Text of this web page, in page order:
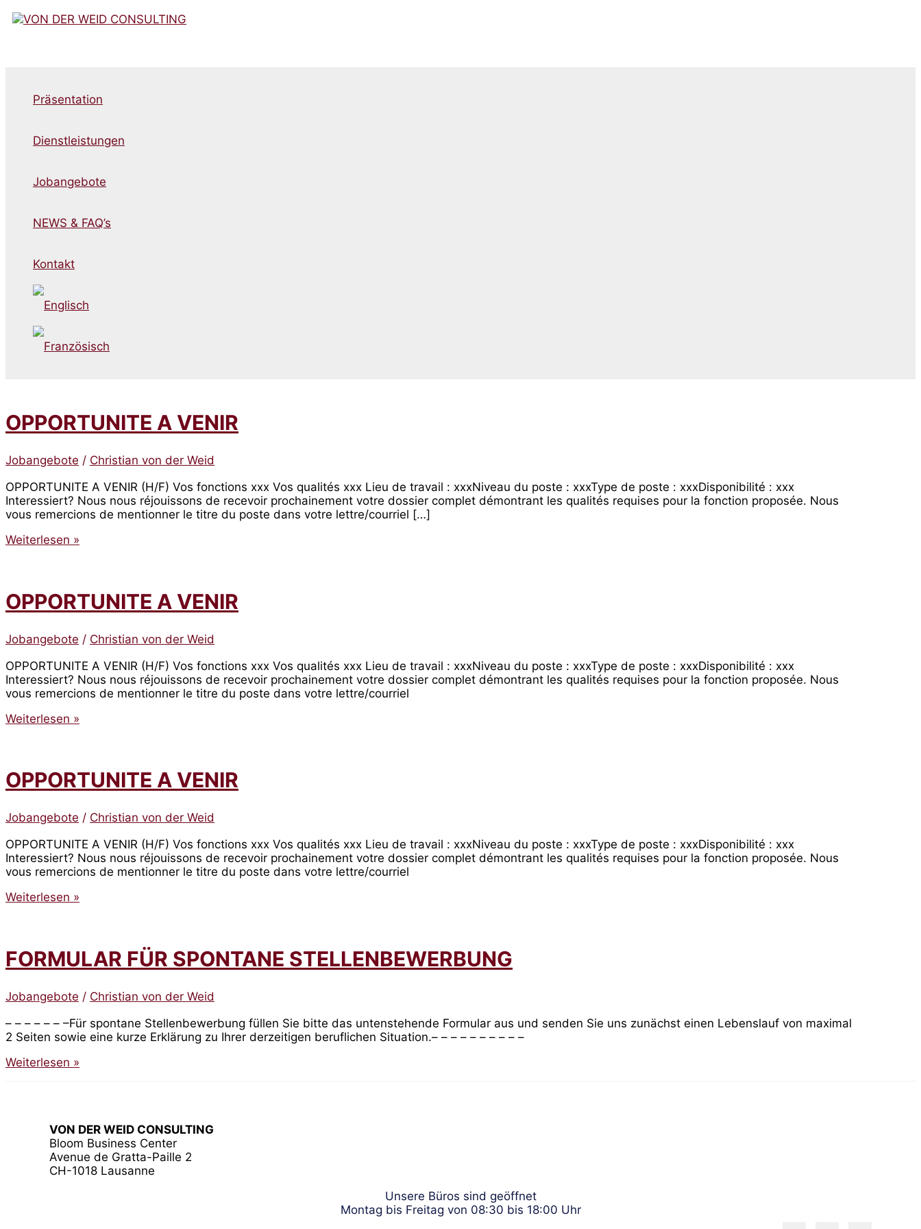
Zum
Inhalt
Präsentation
Dienstleistungen
Jobangebote
NEWS & FAQ’s
Kontakt
OPPORTUNITE A VENIR
Jobangebote / Christian von der Weid
OPPORTUNITE A VENIR (H/F) Vos fonctions xxx Vos qualités xxx Lieu de travail : xxxNiveau du poste : xxxType de poste : xxxDisponibilité : xxx
Interessiert? Nous nous réjouissons de recevoir prochainement votre dossier complet démontrant les qualités requises pour la fonction proposée. Nous
vous remercions de mentionner le titre du poste dans votre lettre/courriel […]
OPPORTUNITE
Weiterlesen »
OPPORTUNITE A VENIR
Jobangebote / Christian von der Weid
OPPORTUNITE A VENIR (H/F) Vos fonctions xxx Vos qualités xxx Lieu de travail : xxxNiveau du poste : xxxType de poste : xxxDisponibilité : xxx
Interessiert? Nous nous réjouissons de recevoir prochainement votre dossier complet démontrant les qualités requises pour la fonction proposée. Nous
vous remercions de mentionner le titre du poste dans votre lettre/courriel
OPPORTUNITE
Weiterlesen »
OPPORTUNITE A VENIR
Jobangebote / Christian von der Weid
OPPORTUNITE A VENIR (H/F) Vos fonctions xxx Vos qualités xxx Lieu de travail : xxxNiveau du poste : xxxType de poste : xxxDisponibilité : xxx
Interessiert? Nous nous réjouissons de recevoir prochainement votre dossier complet démontrant les qualités requises pour la fonction proposée. Nous
vous remercions de mentionner le titre du poste dans votre lettre/courriel
OPPORTUNITE
Weiterlesen »
FORMULAR FÜR SPONTANE STELLENBEWERBUNG
Jobangebote / Christian von der Weid
– – – – – – –Für spontane Stellenbewerbung füllen Sie bitte das untenstehende Formular aus und senden Sie uns zunächst einen Lebenslauf von maximal
2 Seiten sowie eine kurze Erklärung zu Ihrer derzeitigen beruflichen Situation.– – – – – – – – – –
FORMULAR
Weiterlesen »
VON DER WEID CONSULTING
Bloom Business Center
Avenue de Gratta-Paille 2
CH-1018 Lausanne
Unsere Büros sind geöffnet
Montag bis Freitag von 08:30 bis 18:00 Uhr